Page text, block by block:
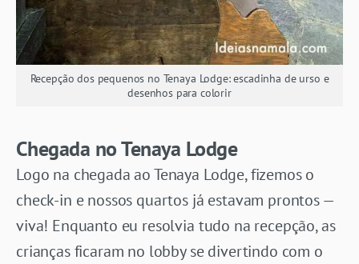
Recepção dos pequenos no Tenaya Lodge: escadinha de urso e
desenhos para colorir
Chegada no Tenaya Lodge
Logo na chegada ao Tenaya Lodge, fizemos o
check-in e nossos quartos já estavam prontos —
viva! Enquanto eu resolvia tudo na recepção, as
crianças ficaram no lobby se divertindo com o